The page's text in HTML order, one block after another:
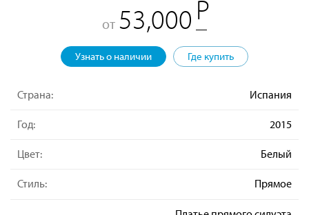
от 53,000
Узнать о наличии Где купить
Страна: Испания
Год: 2015
Цвет: Белый
Стиль: Прямое